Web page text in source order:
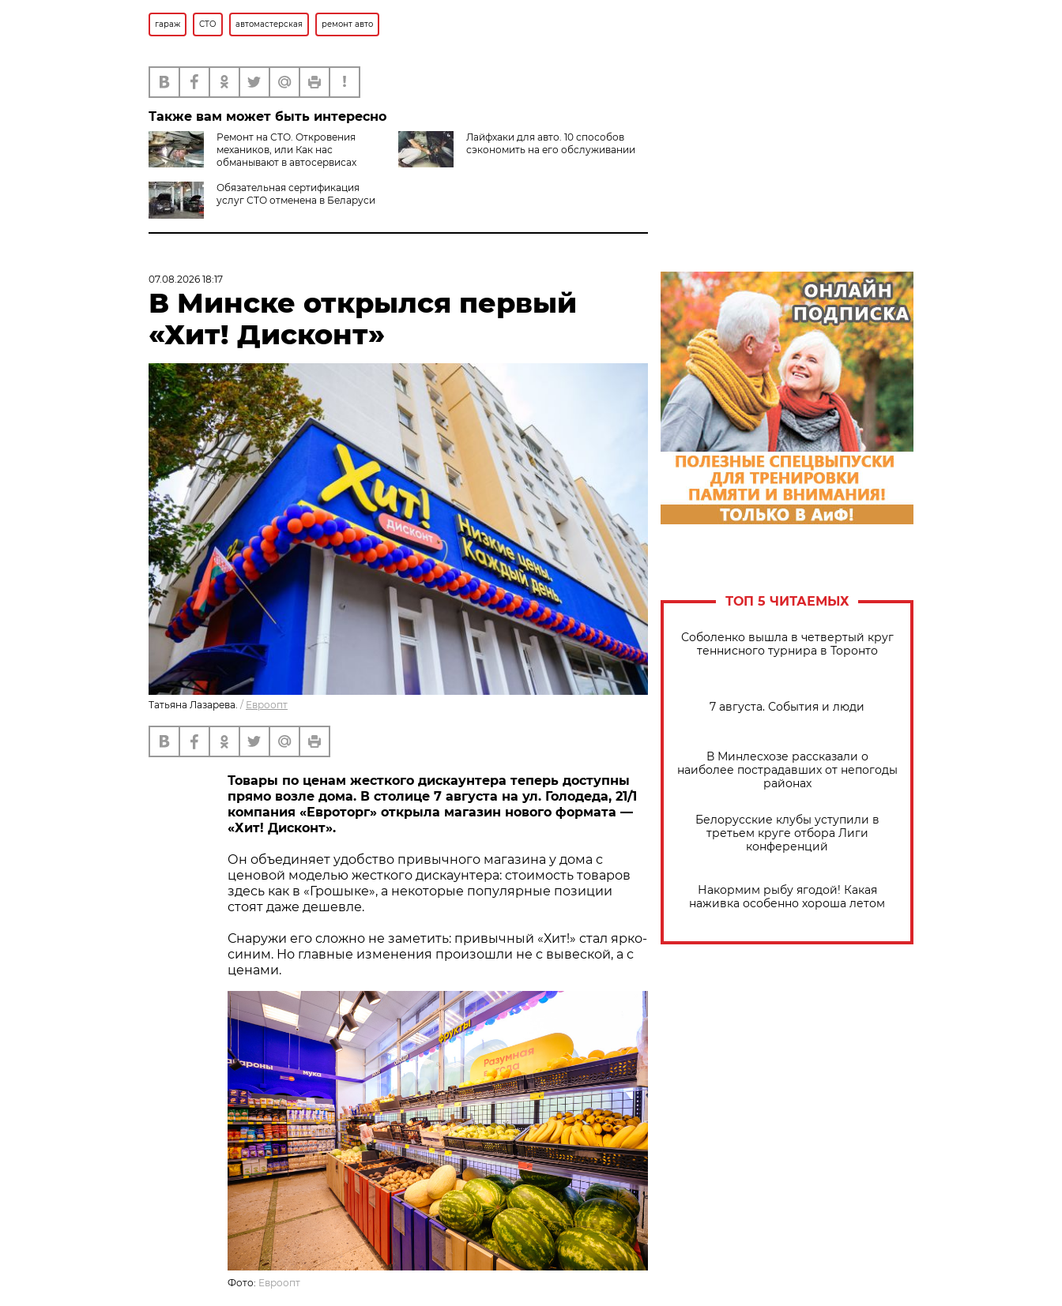
гараж СТО автомастерская ремонт авто
Также вам может быть интересно
Ремонт на СТО. Откровения
механиков, или Как нас
обманывают в автосервисах
Лайфхаки для авто. 10 способов
сэкономить на его обслуживании
Обязательная сертификация
услуг СТО отменена в Беларуси
07.08.2026 18:17
В Минске открылся первый
«Хит! Дисконт»
Татьяна Лазарева. / Евроопт
Товары по ценам жесткого дискаунтера теперь доступны
прямо возле дома. В столице 7 августа на ул. Голодеда, 21/1
компания «Евроторг» открыла магазин нового формата —
«Хит! Дисконт».
Он объединяет удобство привычного магазина у дома с
ценовой моделью жесткого дискаунтера: стоимость товаров
здесь как в «Грошыке», а некоторые популярные позиции
стоят даже дешевле.
Снаружи его сложно не заметить: привычный «Хит!» стал ярко-
синим. Но главные изменения произошли не с вывеской, а с
ценами.
Фото: Евроопт
ТОП 5 ЧИТАЕМЫХ
Соболенко вышла в четвертый круг
теннисного турнира в Торонто
7 августа. События и люди
В Минлесхозе рассказали о
наиболее пострадавших от непогоды
районах
Белорусские клубы уступили в
третьем круге отбора Лиги
конференций
Накормим рыбу ягодой! Какая
наживка особенно хороша летом